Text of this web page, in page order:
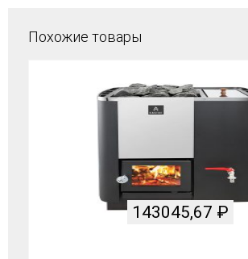
Похожие товары
143045,67 ₽